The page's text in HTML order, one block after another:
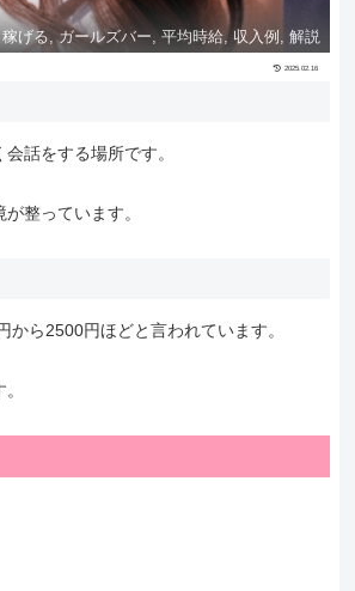
げる, ガールズバー, 平均時給, 収入例, 解説
2025.02.16
話をする場所です。
整っています。
ら2500円ほどと言われています。